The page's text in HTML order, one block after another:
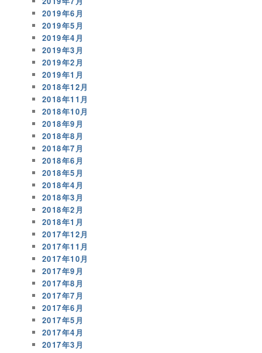
2019年6月
2019年5月
2019年4月
2019年3月
2019年2月
2019年1月
2018年12月
2018年11月
2018年10月
2018年9月
2018年8月
2018年7月
2018年6月
2018年5月
2018年4月
2018年3月
2018年2月
2018年1月
2017年12月
2017年11月
2017年10月
2017年9月
2017年8月
2017年7月
2017年6月
2017年5月
2017年4月
2017年3月